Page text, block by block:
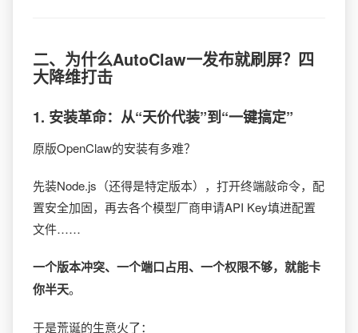
二、为什么AutoClaw一发布就刷屏？四
大降维打击
1. 安装革命：从“天价代装”到“一键搞定”
原版OpenClaw的安装有多难？
先装Node.js（还得是特定版本），打开终端敲命令，配
置安全加固，再去各个模型厂商申请API Key填进配置
文件……
一个版本冲突、一个端口占用、一个权限不够，就能卡
你半天。
于是荒诞的生意火了：